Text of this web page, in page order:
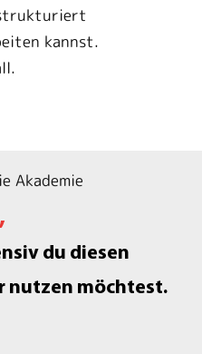
kannst.
Akademie
du diesen
nutzen möchtest.